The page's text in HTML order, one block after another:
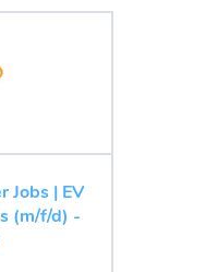
Jobs | EV
(m/f/d) -